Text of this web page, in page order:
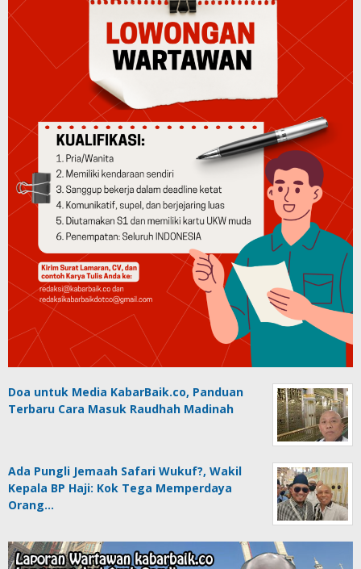
Doa untuk Media KabarBaik.co, Panduan
Terbaru Cara Masuk Raudhah Madinah
Ada Pungli Jemaah Safari Wukuf?, Wakil
Kepala BP Haji: Kok Tega Memperdaya
Orang…